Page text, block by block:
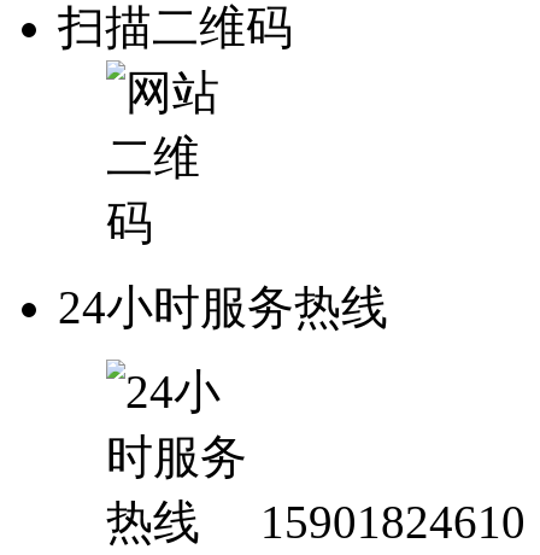
扫描二维码
24小时服务热线
15901824610